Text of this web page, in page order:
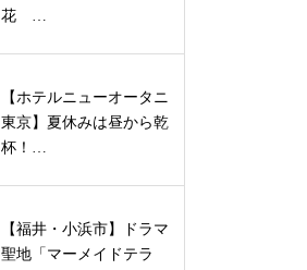
花 …
【ホテルニューオータニ
東京】夏休みは昼から乾
杯！…
【福井・小浜市】ドラマ
聖地「マーメイドテラ